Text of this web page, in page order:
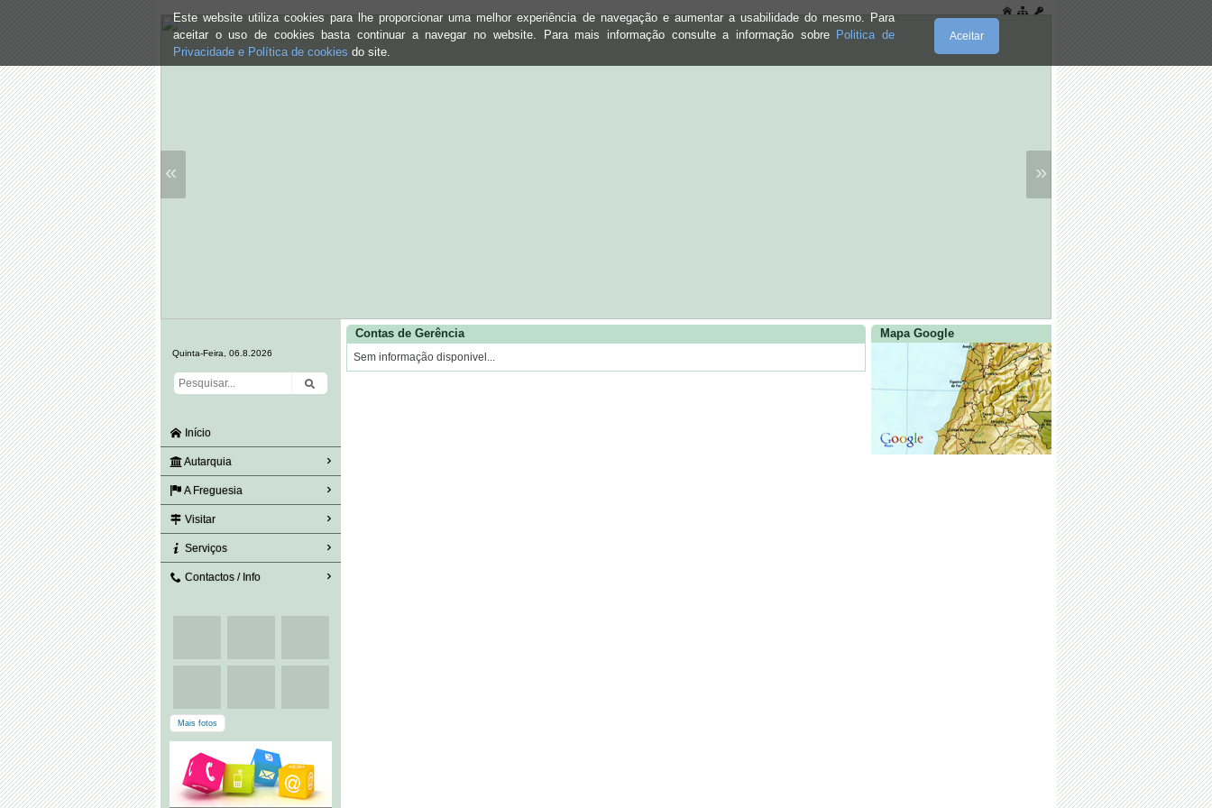
Este website utiliza cookies para lhe proporcionar uma melhor experiência de navegação e aumentar a usabilidade do mesmo. Para
aceitar o uso de cookies basta continuar a navegar no website. Para mais informação consulte a informação sobre Politica de
Privacidade e Política de cookies do site.
Aceitar
« »
Quinta-Feira, 06.8.2026
Início
Autarquia
A Freguesia
Visitar
Serviços
Contactos / Info
Mais fotos
Contas de Gerência
Sem informação disponivel...
Mapa Google